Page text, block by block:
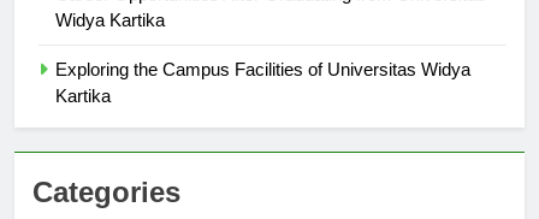
Career Opportunities After Graduating from Universitas
Exploring the Campus Facilities of Universitas Widya